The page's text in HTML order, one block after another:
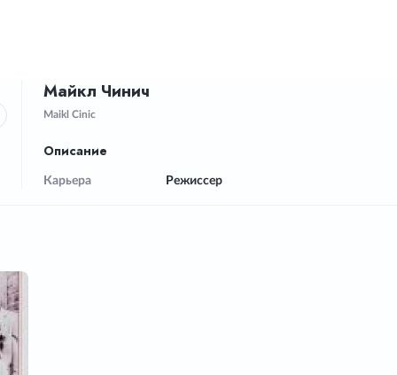
Майкл Чинич
Maikl Cinic
Описание
Карьера Режиссер